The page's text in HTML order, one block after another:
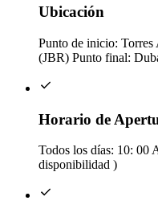
Ubicación
Punto de inicio: Torres
(JBR) Punto final:
Horario de
Todos los días: 10: 00
disponibilidad )